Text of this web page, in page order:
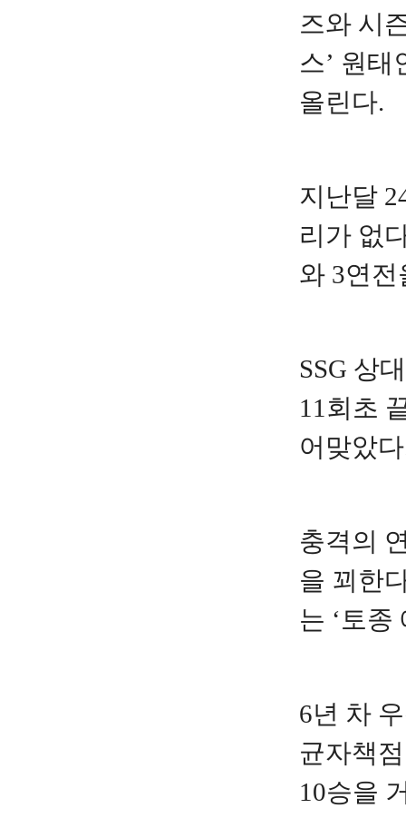
즈와 시
스’ 원
올린다.
지난달
리가 없
와 3연
SSG 상
11회초
어맞았
충격의
을 꾀한
는 ‘토종
6년 차
균자책
10승을